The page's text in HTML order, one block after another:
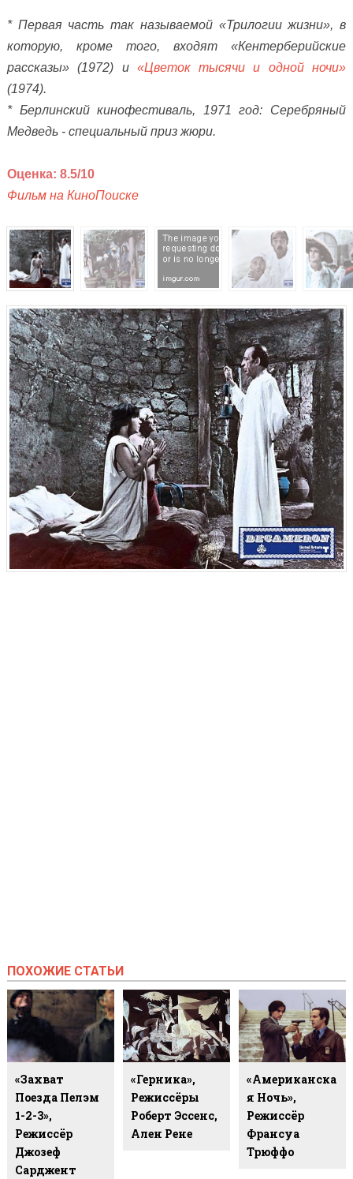
* Первая часть так называемой «Трилогии жизни», в
которую, кроме того, входят «Кентерберийские
рассказы» (1972) и «Цветок тысячи и одной ночи»
(1974).
* Берлинский кинофестиваль, 1971 год: Серебряный
Медведь - специальный приз жюри.
Оценка: 8.5/10
Фильм на КиноПоиске
ПОХОЖИЕ СТАТЬИ
«Захват
Поезда Пелэм
1-2-3»,
Режиссёр
Джозеф
Сарджент
«Герника»,
Режиссёры
Роберт Эссенс,
Ален Рене
«Американска
Я Ночь»,
Режиссёр
Франсуа
Трюффо